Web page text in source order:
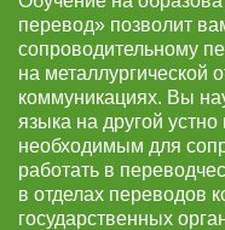
перевод» позволит
сопроводительному
на металлургической
коммуникациях. Вы
языка на другой
необходимым для
работать в
в отделах переводов
государственных